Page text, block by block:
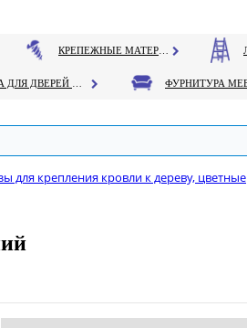
для крепления кровли к дереву, цветные